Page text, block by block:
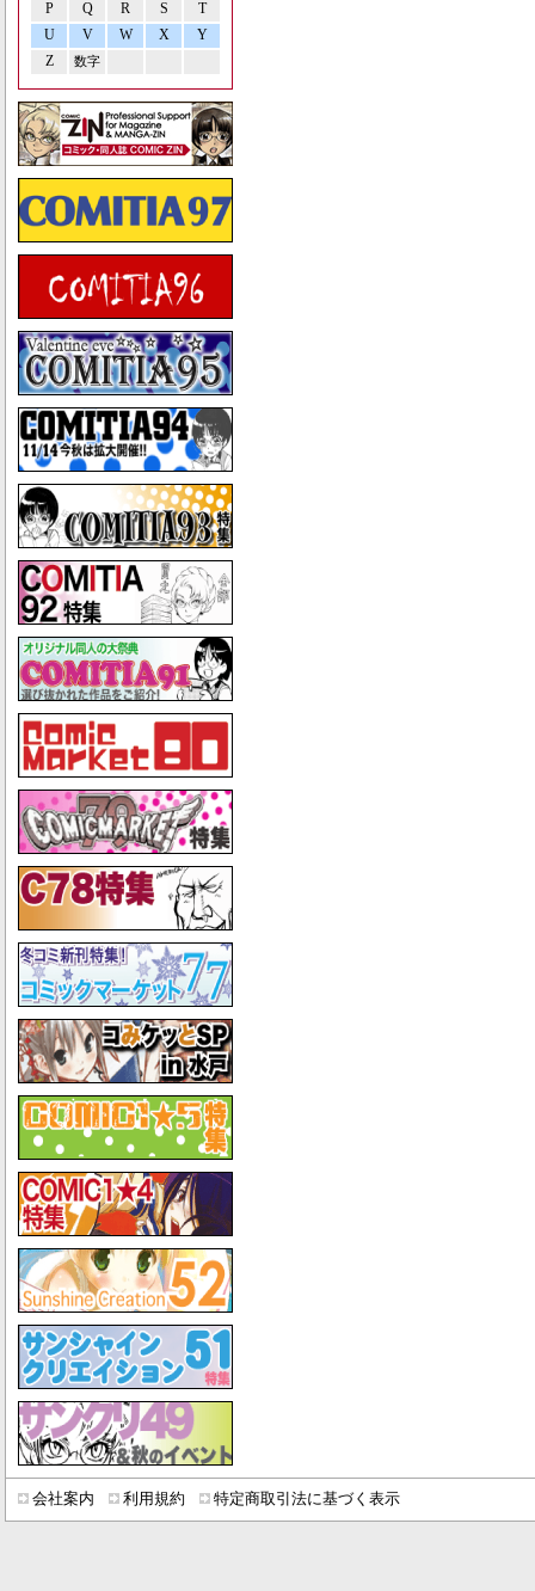
P Q R S
T
U
V W X
Y
Z
数字
会社案内 利用規約 特定商取引法に基づく表示